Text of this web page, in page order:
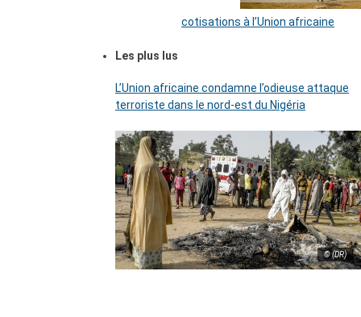
cotisations à l’Union africaine
Les plus lus
L’Union africaine condamne l’odieuse attaque
terroriste dans le nord-est du Nigéria
© (DR)